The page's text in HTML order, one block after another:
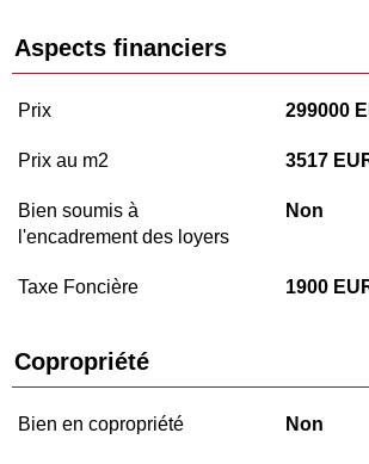
Aspects financiers
Prix 299000
Prix au m2 3517
Bien soumis à
l'encadrement des loyers
Non
Taxe Foncière 1900
Copropriété
Bien en copropriété Non